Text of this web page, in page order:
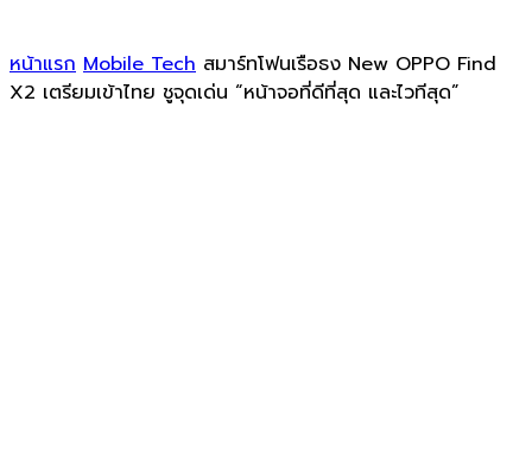
หน้าแรก Mobile Tech สมาร์ทโฟนเรือธง New OPPO Find
X2 เตรียมเข้าไทย ชูจุดเด่น “หน้าจอที่ดีที่สุด และไวทีสุด”